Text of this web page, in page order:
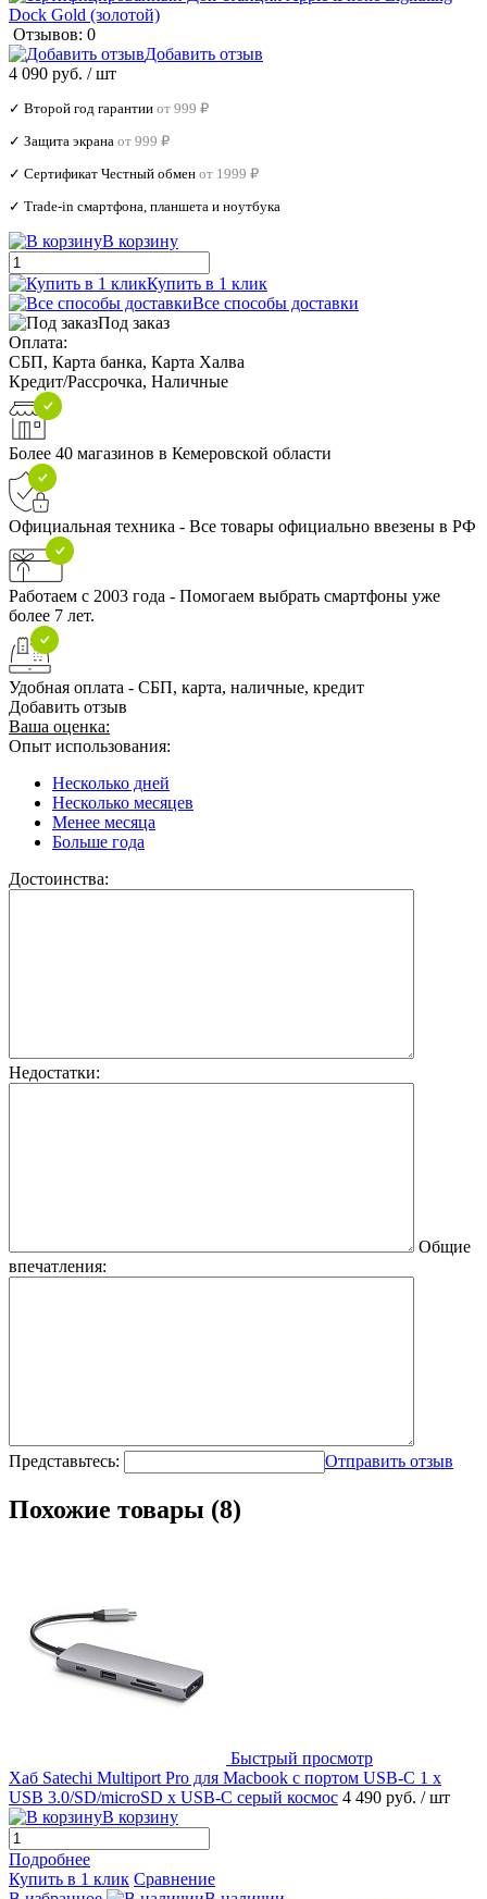
Отзывов: 0
Добавить отзыв
4 090 руб. / шт
✓ Второй год гарантии от 999 ₽
✓ Защита экрана от 999 ₽
✓ Сертификат Честный обмен от 1999 ₽
✓ Trade‑in смартфона, планшета и ноутбука
В корзину
Купить в 1 клик
Все способы доставки
Под заказ
Оплата:
СБП, Карта банка, Карта Халва
Кредит/Рассрочка, Наличные
Более 40 магазинов в Кемеровской области
Официальная техника - Все товары официально ввезены в РФ
Работаем с 2003 года - Помогаем выбрать смартфоны уже
более 7 лет.
Удобная оплата - СБП, карта, наличные, кредит
Добавить отзыв
Ваша оценка:
Опыт использования:
Несколько дней
Несколько месяцев
Менее месяца
Больше года
Достоинства:
Недостатки:
Общие
впечатления:
Представьтесь: Отправить отзыв
Похожие товары (8)
Быстрый просмотр
Хаб Satechi Multiport Pro для Macbook с портом USB-C 1 x
USB 3.0/SD/microSD x USB-C серый космос 4 490 руб. / шт
В корзину
Подробнее
Купить в 1 клик Сравнение